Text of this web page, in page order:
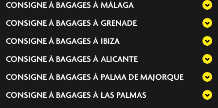
CONSIGNE À BAGAGES À MÁLAGA
CONSIGNE À BAGAGES À GRENADE
CONSIGNE À BAGAGES À IBIZA
CONSIGNE À BAGAGES À ALICANTE
CONSIGNE À BAGAGES À PALMA DE MAJORQUE
CONSIGNE À BAGAGES À LAS PALMAS